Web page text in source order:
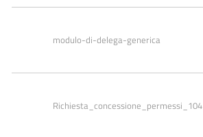
modulo-di-delega-generica
Richiesta_concessione_permessi_104